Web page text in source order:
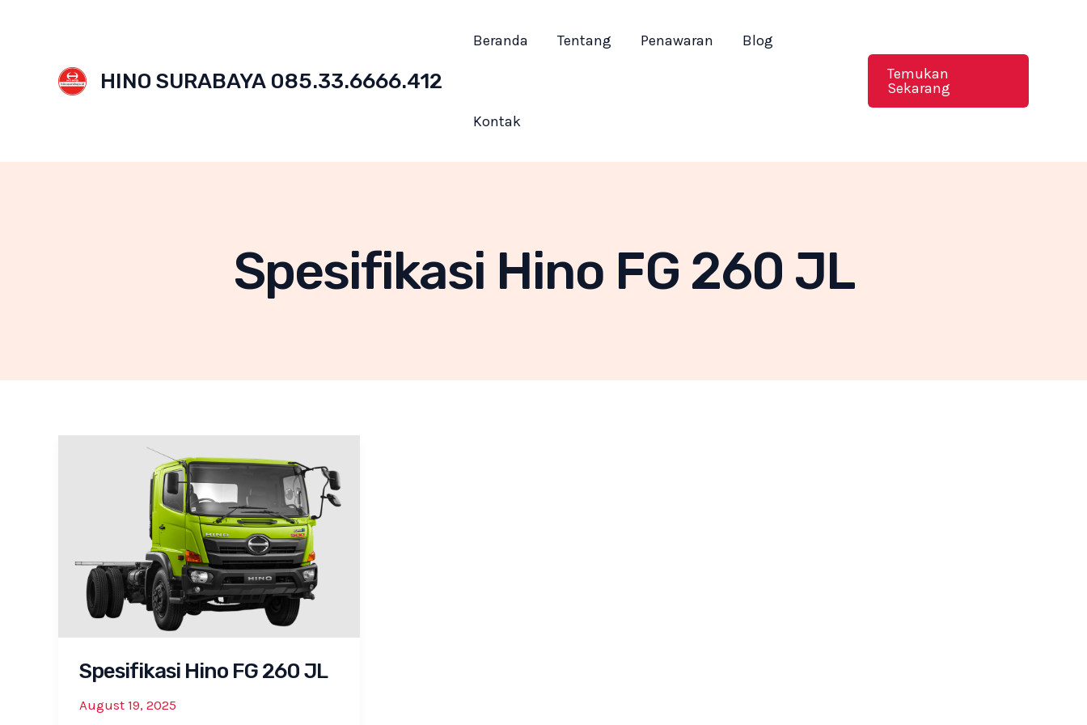
HINO SURABAYA 085.33.6666.412
Beranda Tentang Penawaran Blog
Kontak
Temukan
Sekarang
Spesifikasi Hino FG 260 JL
Spesifikasi Hino FG 260 JL
August 19, 2025